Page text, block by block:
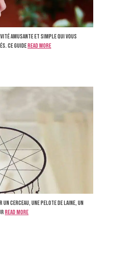
amusante et simple qui vous
Ce guideRead more
cerceau, une pelote de laine, un
Read more